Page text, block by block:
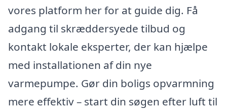
vores platform her for at guide dig. Få
adgang til skræddersyede tilbud og
kontakt lokale eksperter, der kan hjælpe
med installationen af din nye
varmepumpe. Gør din boligs opvarmning
mere effektiv – start din søgen efter luft til